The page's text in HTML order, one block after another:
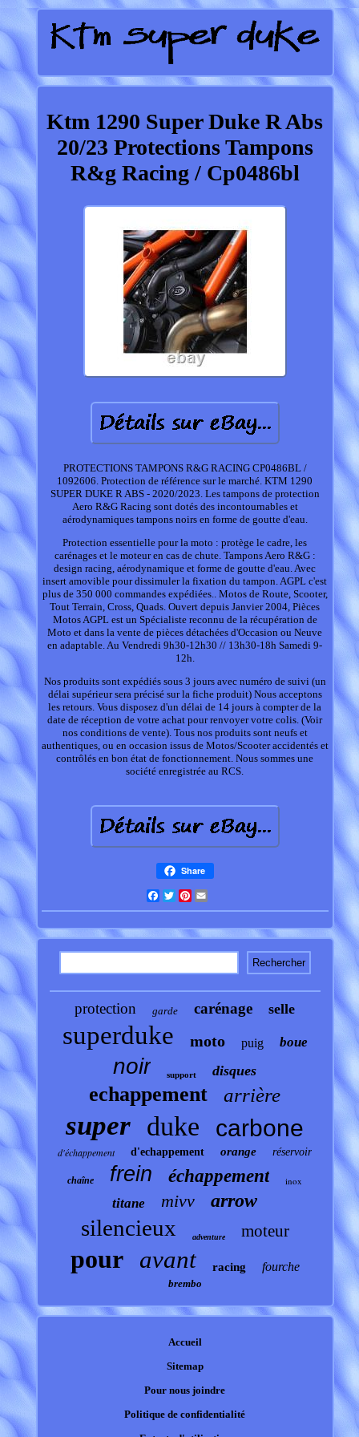
Ktm 1290 Super Duke R Abs
20/23 Protections Tampons
R&g Racing / Cp0486bl
PROTECTIONS TAMPONS R&G RACING CP0486BL /
1092606. Protection de référence sur le marché. KTM 1290
SUPER DUKE R ABS - 2020/2023. Les tampons de protection
Aero R&G Racing sont dotés des incontournables et
aérodynamiques tampons noirs en forme de goutte d'eau.
Protection essentielle pour la moto : protège le cadre, les
carénages et le moteur en cas de chute. Tampons Aero R&G :
design racing, aérodynamique et forme de goutte d'eau. Avec
insert amovible pour dissimuler la fixation du tampon. AGPL c'est
plus de 350 000 commandes expédiées.. Motos de Route, Scooter,
Tout Terrain, Cross, Quads. Ouvert depuis Janvier 2004, Pièces
Motos AGPL est un Spécialiste reconnu de la récupération de
Moto et dans la vente de pièces détachées d'Occasion ou Neuve
en adaptable. Au Vendredi 9h30-12h30 // 13h30-18h Samedi 9-
12h.
Nos produits sont expédiés sous 3 jours avec numéro de suivi (un
délai supérieur sera précisé sur la fiche produit) Nous acceptons
les retours. Vous disposez d'un délai de 14 jours à compter de la
date de réception de votre achat pour renvoyer votre colis. (Voir
nos conditions de vente). Tous nos produits sont neufs et
authentiques, ou en occasion issus de Motos/Scooter accidentés et
contrôlés en bon état de fonctionnement. Nous sommes une
société enregistrée au RCS.
Share
Facebook
TwitterPinterest
protection garde carénage selle
superduke moto puig boue
noir support disques
echappement arrière
super duke carbone
d'échappement d'echappement orange réservoir
chaîne frein échappement inox
titane mivv arrow
silencieux adventure moteur
pour avant racing fourche
brembo
Accueil
Sitemap
Pour nous joindre
Politique de confidentialité